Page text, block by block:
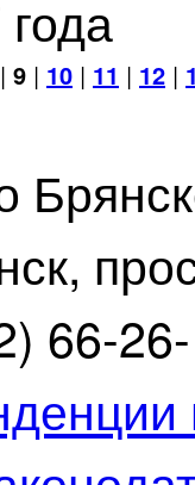
| 9 | 10 | 11 | 12 |
66-